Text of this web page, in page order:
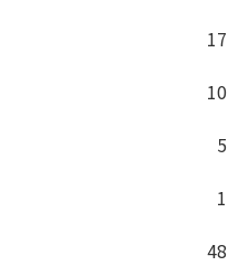
17
10
5
1
48